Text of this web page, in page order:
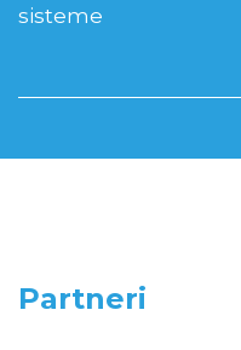
sisteme
Partneri